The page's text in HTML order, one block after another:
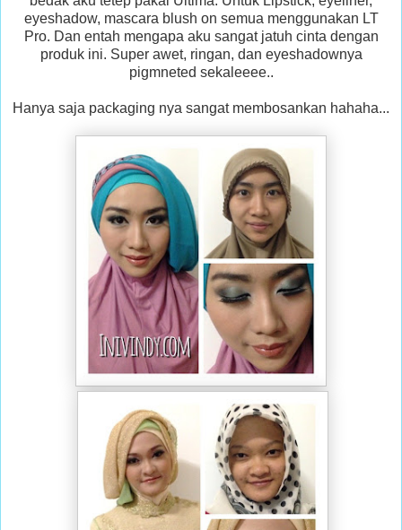
eyeshadow, mascara blush on semua menggunakan LT
Pro. Dan entah mengapa aku sangat jatuh cinta dengan
produk ini. Super awet, ringan, dan eyeshadownya
pigmneted sekaleeee..
Hanya saja packaging nya sangat membosankan hahaha...